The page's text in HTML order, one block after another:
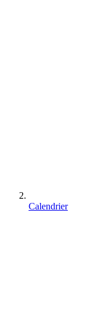
Calendrier